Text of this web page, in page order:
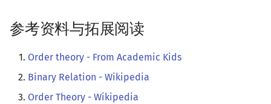
参考资料与拓展阅读
Order theory - From Academic Kids
Binary Relation - Wikipedia
Order Theory - Wikipedia